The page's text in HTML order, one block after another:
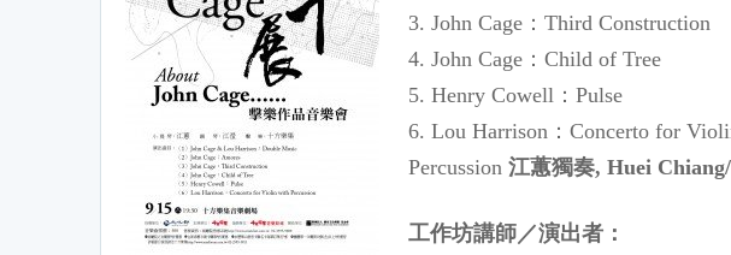
3. John Cage ： Third Construction
4. John Cage ： Child of Tree
5. Henry Cowell ： Pulse
6. Lou Harrison ： Concerto for
Percussion 江蕙獨奏, Huei
工作坊講師／演出者：